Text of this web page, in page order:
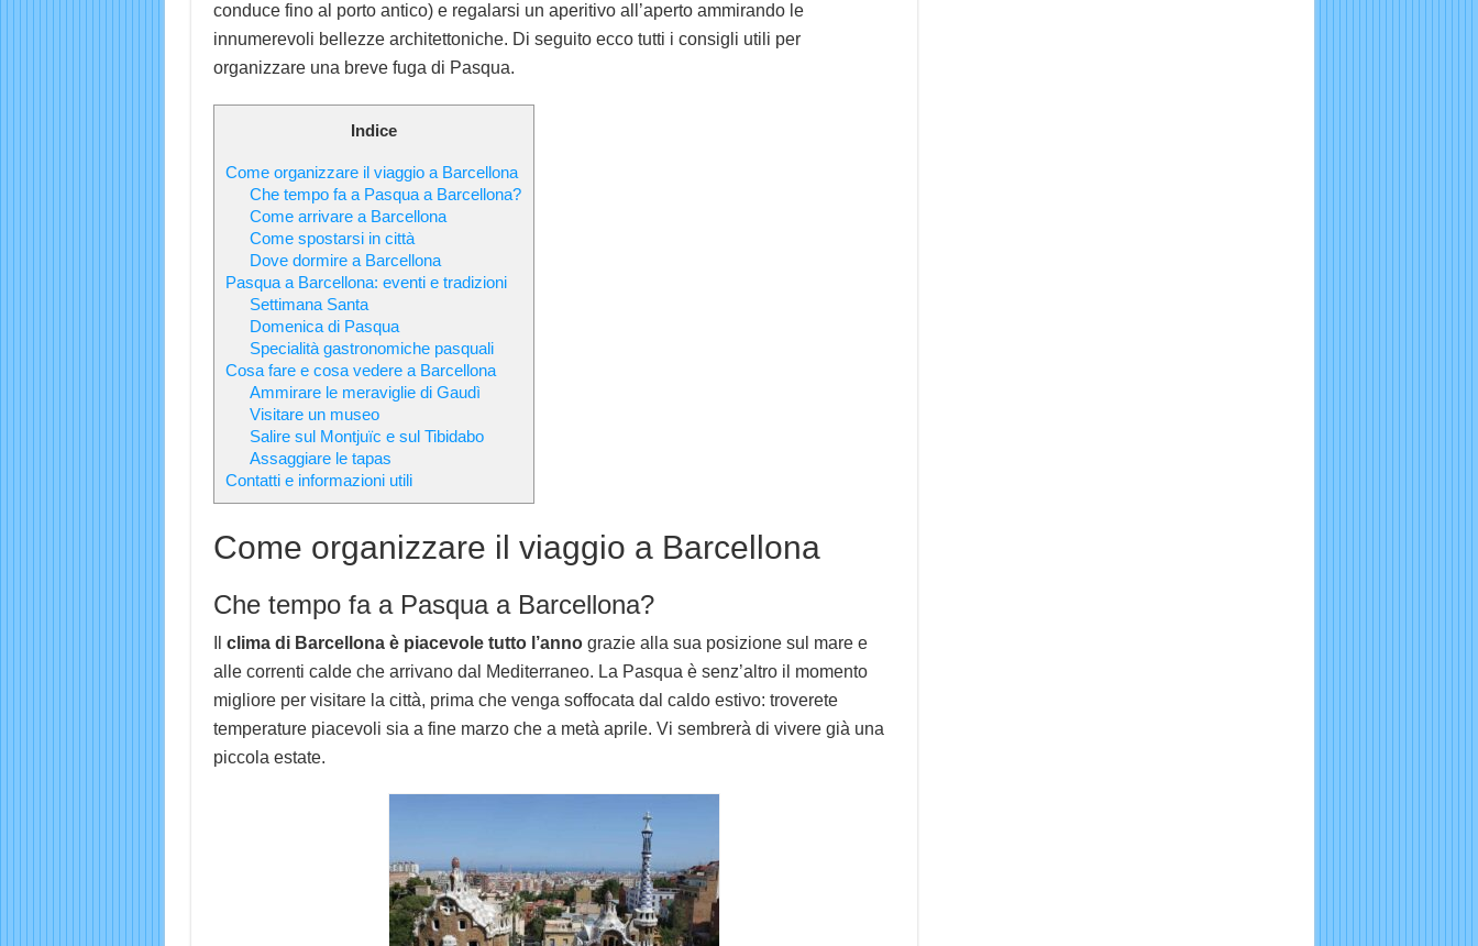
conduce fino al porto antico) e regalarsi un aperitivo all’aperto ammirando le
innumerevoli bellezze architettoniche. Di seguito ecco tutti i consigli utili per
organizzare una breve fuga di Pasqua.
Indice
Come organizzare il viaggio a Barcellona
Che tempo fa a Pasqua a Barcellona?
Come arrivare a Barcellona
Come spostarsi in città
Dove dormire a Barcellona
Pasqua a Barcellona: eventi e tradizioni
Settimana Santa
Domenica di Pasqua
Specialità gastronomiche pasquali
Cosa fare e cosa vedere a Barcellona
Ammirare le meraviglie di Gaudì
Visitare un museo
Salire sul Montjuïc e sul Tibidabo
Assaggiare le tapas
Contatti e informazioni utili
Come organizzare il viaggio a Barcellona
Che tempo fa a Pasqua a Barcellona?
clima di Barcellona è piacevole tutto l’annograzie alla sua posizione sul mare e
alle correnti calde che arrivano dal Mediterraneo. La Pasqua è senz’altro il momento
migliore per visitare la città, prima che venga soffocata dal caldo estivo: troverete
temperature piacevoli sia a fine marzo che a metà aprile. Vi sembrerà di vivere già una
piccola estate.